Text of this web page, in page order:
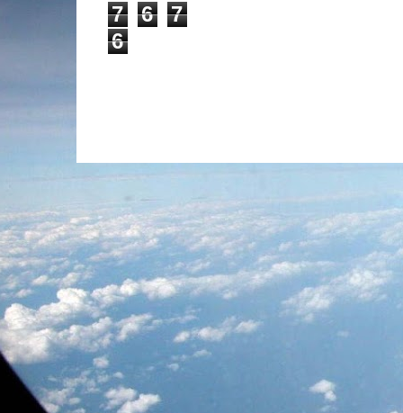
7
6
7
6